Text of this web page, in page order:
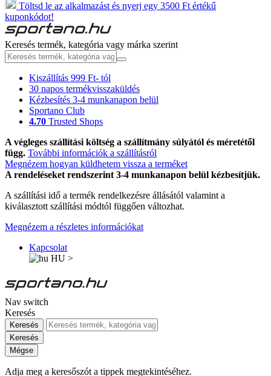
Töltsd le az alkalmazást és nyerj egy 3500 Ft értékű
kuponkódot!
Keresés termék, kategória vagy márka szerint
Kiszállítás 999 Ft- tól
30 napos termékvisszaküldés
Kézbesítés 3-4 munkanapon belül
Sportano Club
4.70 Trusted Shops
A végleges szállítási költség a szállítmány súlyától és méretétől
függ. További információk a szállításról
Megnézem hogyan küldhetem vissza a terméket
A rendeléseket rendszerint 3-4 munkanapon belül kézbesítjük.
A szállítási idő a termék rendelkezésre állásától valamint a
kiválasztott szállítási módtól függően változhat.
Megnézem a részletes információkat
Kapcsolat
HU >
Nav switch
Keresés
Keresés
Keresés
Mégse
Adja meg a keresőszót a tippek megtekintéséhez.